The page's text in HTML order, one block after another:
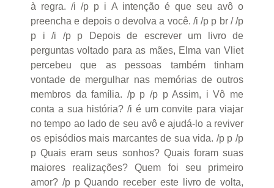
à regra. /i /p p i A intenção é que seu avô o
preencha e depois o devolva a você. /i /p p br / /p
p i /i /p p Depois de escrever um livro de
perguntas voltado para as mães, Elma van Vliet
percebeu que as pessoas também tinham
vontade de mergulhar nas memórias de outros
membros da família. /p p /p p Assim, i Vô me
conta a sua história? /i é um convite para viajar
no tempo ao lado de seu avô e ajudá-lo a reviver
os episódios mais marcantes de sua vida. /p p /p
p Quais eram seus sonhos? Quais foram suas
maiores realizações? Quem foi seu primeiro
amor? /p p Quando receber este livro de volta,